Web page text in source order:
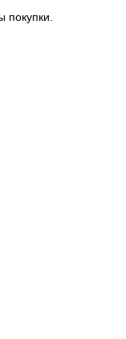
покупки.